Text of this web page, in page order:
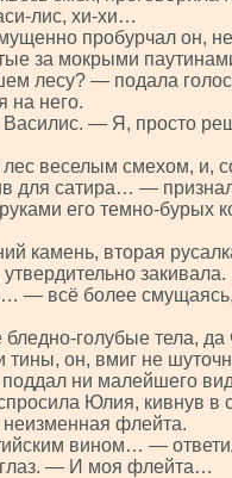
лис, хи-хи…
пробурчал он,
за мокрыми
лесу? — подала
на него.
— Я, просто
лес веселым смехом, и,
для сатира… —
его темно-
камень, вторая
закивала.
— всё более
голубые тела,
тины, он, вмиг не
ни малейшего
Юлия, кивнув в
неизменная флейта.
вином… —
глаз. — И моя флейта…